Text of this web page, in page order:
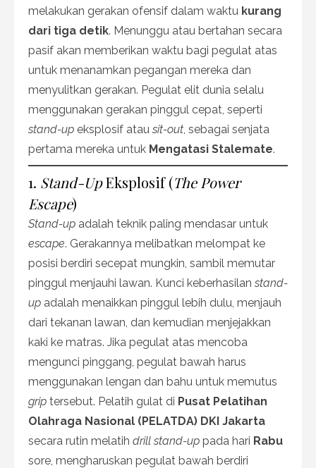
melakukan gerakan ofensif dalam waktu kurang
dari tiga detik. Menunggu atau bertahan secara
pasif akan memberikan waktu bagi pegulat atas
untuk menanamkan pegangan mereka dan
menyulitkan gerakan. Pegulat elit dunia selalu
menggunakan gerakan pinggul cepat, seperti
stand-up eksplosif atau sit-out , sebagai senjata
pertama mereka untuk Mengatasi Stalemate.
1. Stand-UpEksplosif (The Power
Escape)
Stand-up adalah teknik paling mendasar untuk
escape. Gerakannya melibatkan melompat ke
posisi berdiri secepat mungkin, sambil memutar
pinggul menjauhi lawan. Kunci keberhasilan stand-
up adalah menaikkan pinggul lebih dulu, menjauh
dari tekanan lawan, dan kemudian menjejakkan
kaki ke matras. Jika pegulat atas mencoba
mengunci pinggang, pegulat bawah harus
menggunakan lengan dan bahu untuk memutus
grip tersebut. Pelatih gulat di Pusat Pelatihan
Olahraga Nasional (PELATDA) DKI Jakarta
secara rutin melatih drill stand-up pada hari Rabu
sore, mengharuskan pegulat bawah berdiri